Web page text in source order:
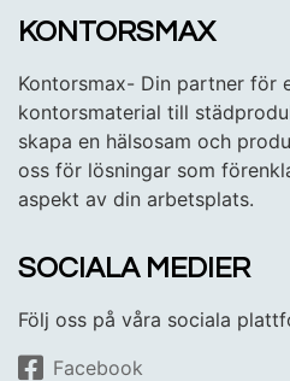
KONTORSMAX
Kontorsmax- Din partner för
kontorsmaterial till
skapa en hälsosam och
oss för lösningar som
aspekt av din arbetsplats.
SOCIALA MEDIER
Följ oss på våra sociala
Facebook